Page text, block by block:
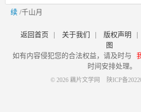
续 /千山月
返回首页 关于我们 版权声明
图
如有内容侵犯您的合法权益，请及时与
时间安排处理。
© 2026 藕片文学网 陕ICP备